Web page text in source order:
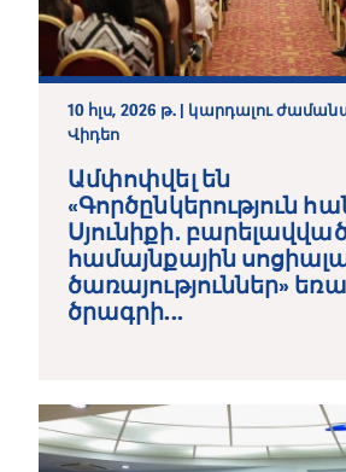
10 հլս, 2026 թ. | կարդալու
Վիդեո
Ամփոփվել են
«Գործընկերություն
Սյունիքի․
համայնքային
ծառայություններ»
ծրագրի...